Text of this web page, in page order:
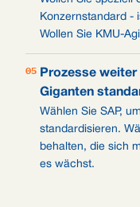
Konzernstandard -
Wollen Sie KMU-
05 Prozesse weiter
Giganten
Wählen Sie SAP,
standardisieren.
behalten, die sich
es wächst.